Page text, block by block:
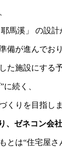
馬溪」 の設計
備が進んでおり
た施設にする
続く、
くりを目指しま
、ゼネコン会
とは“住宅屋さ